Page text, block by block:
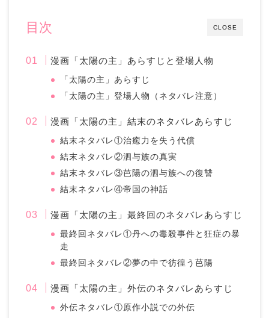
CLOSE
目次
漫画「太陽の主」あらすじと登場人物
「太陽の主」あらすじ
「太陽の主」登場人物（ネタバレ注意）
漫画「太陽の主」結末のネタバレあらすじ
結末ネタバレ①治癒力を失う代償
結末ネタバレ②泗与族の真実
結末ネタバレ③芭陽の泗与族への復讐
結末ネタバレ④帝国の神話
漫画「太陽の主」最終回のネタバレあらすじ
最終回ネタバレ①丹への毒殺事件と狂症の暴
走
最終回ネタバレ②夢の中で彷徨う芭陽
漫画「太陽の主」外伝のネタバレあらすじ
外伝ネタバレ①原作小説での外伝